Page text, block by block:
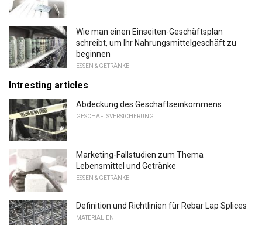
Wie man einen Einseiten-Geschäftsplan
schreibt, um Ihr Nahrungsmittelgeschäft zu
beginnen
ESSEN & GETRÄNKE
Intresting articles
Abdeckung des Geschäftseinkommens
GESCHÄFTSVERSICHERUNG
Marketing-Fallstudien zum Thema
Lebensmittel und Getränke
ESSEN & GETRÄNKE
Definition und Richtlinien für Rebar Lap Splices
MATERIALIEN